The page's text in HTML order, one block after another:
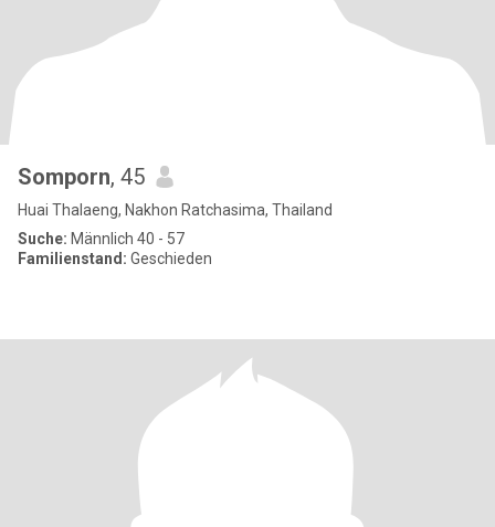
Somporn, 45
Huai Thalaeng, Nakhon Ratchasima, Thailand
Suche: Männlich 40 - 57
Familienstand: Geschieden